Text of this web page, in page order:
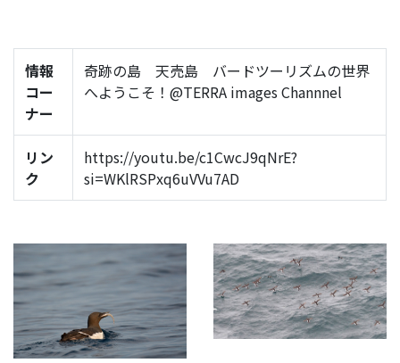
情報
コー
ナー
奇跡の島 天売島 バードツーリズムの世界
へようこそ！@TERRA images Channnel
リン
ク
https://youtu.be/c1CwcJ9qNrE?
si=WKlRSPxq6uVVu7AD